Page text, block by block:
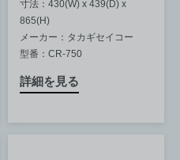
寸法：430(W) x 439(D) x
865(H)
メーカー：タカギセイコー
型番：CR-750
詳細を見る